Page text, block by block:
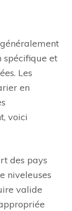
spécifique et
Les
en
voici
des pays
niveleuses
valide